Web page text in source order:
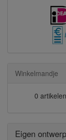
Winkelmandje
0 artikelen
Eigen